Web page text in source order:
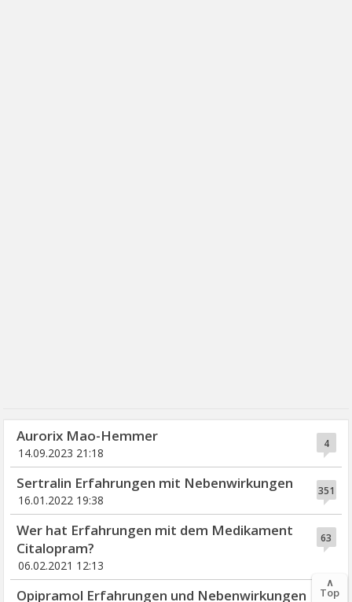
4
Aurorix Mao-Hemmer
14.09.2023 21:18
351
Sertralin Erfahrungen mit Nebenwirkungen
16.01.2022 19:38
63
Wer hat Erfahrungen mit dem Medikament
Citalopram?
06.02.2021 12:13
Opipramol Erfahrungen und Nebenwirkungen
∧
Top